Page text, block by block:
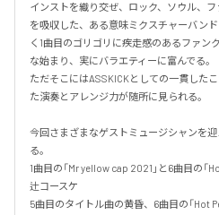
インストを織り交ぜ、ロック、ソウル、
を吸収した、ある意味ミクスチャーバン
く1曲目のゴリゴリに疾走感のあるファン
な始まり、実にバラエティーに富んでる。
ただそこにはASSKICKとしての一貫した
た演奏とアレンジ力が随所に見られる。
今回さまざまなゲストミュージシャンを
る。
1曲目の「Mr yellow cap 2021」と6曲目の「
辻コースケ
5曲目のタイトル曲の黄昏、6曲目の「Hot